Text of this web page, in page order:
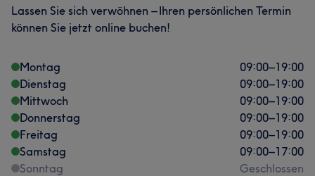
Lassen Sie sich verwöhnen – Ihren persönlichen Termin
können Sie jetzt online buchen!
Montag 09:00–19:00
Dienstag
09:00–19:00
Mittwoch
09:00–19:00
Donnerstag
09:00–19:00
Freitag
09:00–19:00
Samstag
09:00–17:00
Sonntag
Geschlossen